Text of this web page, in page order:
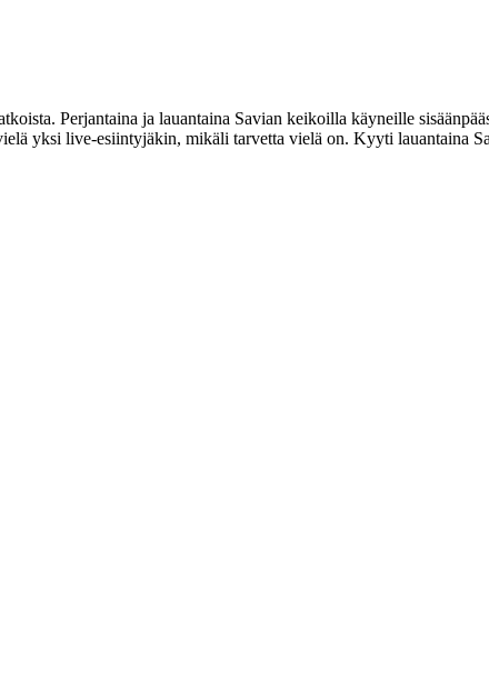
Perjantaina ja lauantaina Savian keikoilla käyneille
yksi live-esiintyjäkin, mikäli tarvetta vielä on. Kyyti lauantaina